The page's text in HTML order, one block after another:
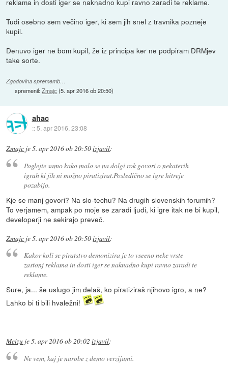
Tudi osebno sem večino iger, ki sem jih snel z travnika pozneje
kupil.
Denuvo iger ne bom kupil, že iz principa ker ne podpiram DRMjev
take sorte.
Zgodovina sprememb…
spremenil:Zmajc (5. apr 2016 ob 20:50)
ahac
::5. apr 2016, 23:08
Zmajc je5. apr 2016 ob 20:50izjavil:
Poglejte samo kako malo se na dolgi rok govori o nekaterih
igrah ki jih ni možno piratizirat.Posledično se igre hitreje
pozabijo.
Kje se manj govori? Na slo-techu? Na drugih slovenskih forumih?
To verjamem, ampak po moje se zaradi ljudi, ki igre itak ne bi kupil,
developerji ne sekirajo preveč.
Zmajc je5. apr 2016 ob 20:50izjavil:
Kakor koli se piratstvo demonizira je to vseeno neke vrste
zastonj reklama in dosti iger se naknadno kupi ravno zaradi te
reklame.
Sure, ja... še uslugo jim delaš, ko piratiziraš njihovo igro, a ne?
Lahko bi ti bili hvaležni!
Meizu je5. apr 2016 ob 20:02 izjavil:
Ne vem, kaj je narobe z demo verzijami.